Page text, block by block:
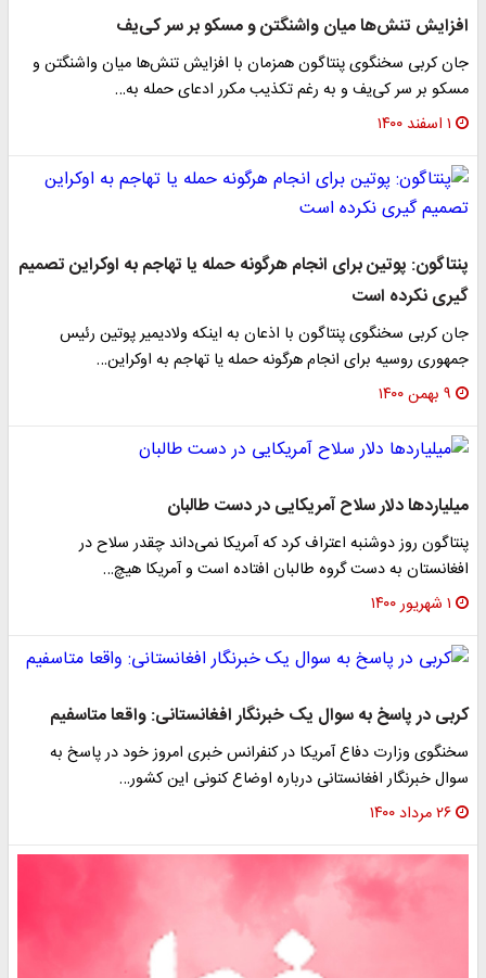
افزایش تنش‌ها میان واشنگتن و مسکو بر سر کی‌یف
جان کربی سخنگوی پنتاگون همزمان با افزایش تنش‌ها میان واشنگتن و
مسکو بر سر کی‌یف و به رغم تکذیب مکرر ادعای حمله به…
۱ اسفند ۱۴۰۰
پنتاگون: پوتین برای انجام هرگونه حمله یا تهاجم به اوکراین تصمیم
گیری نکرده است
جان کربی سخنگوی پنتاگون با اذعان به اینکه ولادیمیر پوتین رئیس
جمهوری روسیه برای انجام هرگونه حمله یا تهاجم به اوکراین…
۹ بهمن ۱۴۰۰
میلیاردها دلار سلاح آمریکایی در دست طالبان
پنتاگون روز دوشنبه اعتراف کرد که آمریکا نمی‌داند چقدر سلاح در
افغانستان به دست گروه طالبان افتاده است و آمریکا هیچ…
۱ شهریور ۱۴۰۰
کربی در پاسخ به سوال یک خبرنگار افغانستانی: واقعا متاسفیم
سخنگوی وزارت دفاع آمریکا در کنفرانس خبری امروز خود در پاسخ به
سوال خبرنگار افغانستانی درباره اوضاع کنونی این کشور…
۲۶ مرداد ۱۴۰۰